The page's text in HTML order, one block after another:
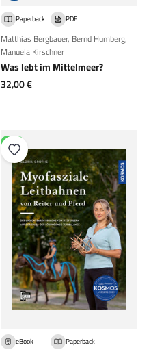
Paperback PDF
Matthias Bergbauer, Bernd Humberg,
Manuela Kirschner
Was lebt im Mittelmeer?
Angebot
32,00 €
NEU
eBook Paperback